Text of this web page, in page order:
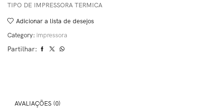
TIPO DE IMPRESSORA TERMICA
Adicionar a lista de desejos
Category: impressora
Partilhar:
AVALIAÇÕES (0)